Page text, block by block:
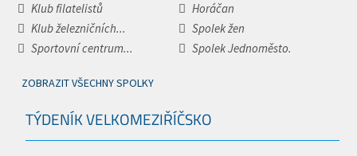
Klub filatelistů
Horáčan
Klub železničních...
Spolek žen
Sportovní centrum...
Spolek Jednoměsto.
ZOBRAZIT VŠECHNY SPOLKY
TÝDENÍK VELKOMEZIŘÍČSKO